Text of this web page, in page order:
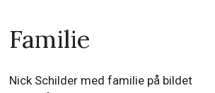
Familie
Nick Schilder med familie på bildet